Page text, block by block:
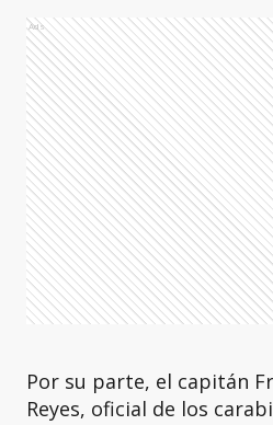
Ads
Por su parte, el capitán
Reyes, oficial de los